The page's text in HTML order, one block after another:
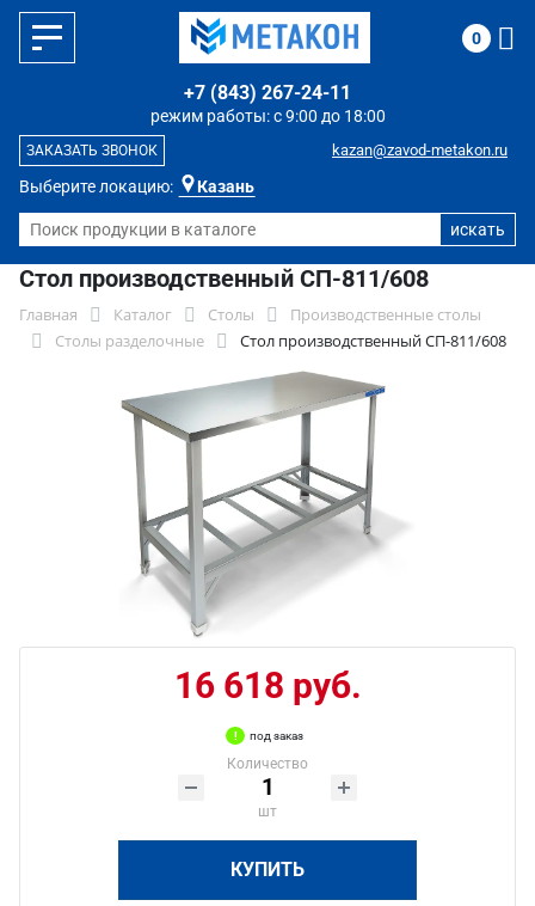
Выберите локацию: Казань
режим работы: с 9:00 до 18:00
+7 (843) 267-24-11
kazan@zavod-metakon.ru
ЗАКАЗАТЬ ЗВОНОК
0
Стол производственный СП-811/608
Главная Каталог Столы
Производственные столы
Столы разделочные
Стол производственный СП-811/608
16 618 руб.
под заказ
Количество
шт
КУПИТЬ